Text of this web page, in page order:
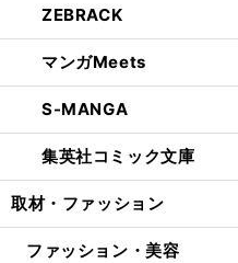
ZEBRACK
マンガMeets
S-MANGA
集英社コミック文庫
取材・ファッション
ファッション・美容